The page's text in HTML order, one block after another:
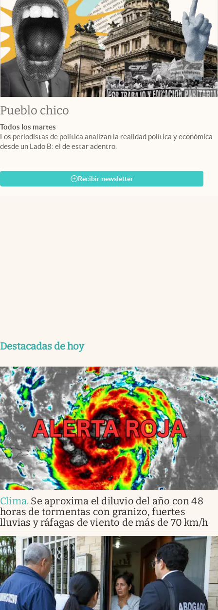
Pueblo chico
Todos los martes
Los periodistas de política analizan la realidad política y económica
desde un Lado B: el de estar adentro.
Recibir newsletter
Destacadas de hoy
Clima. Se aproxima el diluvio del año con 48
horas de tormentas con granizo, fuertes
lluvias y ráfagas de viento de más de 70 km/h